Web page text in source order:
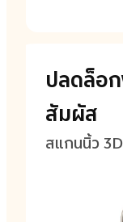
ปลดล็อ
สัมผัส
สแกนนิ้ว